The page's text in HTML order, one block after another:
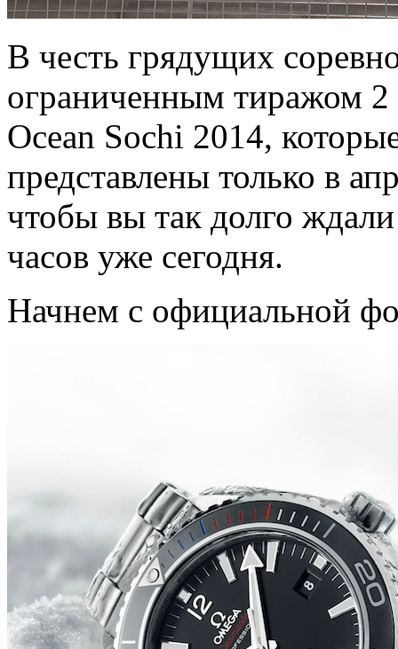
В честь грядущих
ограниченным тиражом 2
Ocean Sochi 2014,
представлены только в
чтобы вы так долго
часов уже сегодня.
Начнем с официальной